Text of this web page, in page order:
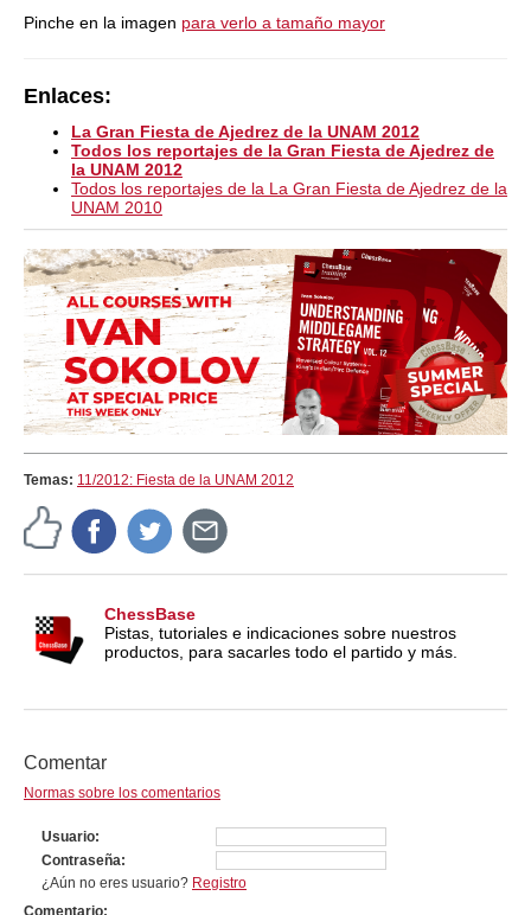
Pinche en la imagen para verlo a tamaño mayor
Enlaces:
La Gran Fiesta de Ajedrez de la UNAM 2012
Todos los reportajes de la Gran Fiesta de Ajedrez de
la UNAM 2012
Todos los reportajes de la La Gran Fiesta de Ajedrez de la
UNAM 2010
Temas: 11/2012: Fiesta de la UNAM 2012
ChessBase
Pistas, tutoriales e indicaciones sobre nuestros
productos, para sacarles todo el partido y más.
Comentar
Normas sobre los comentarios
Usuario
Contraseña
¿Aún no eres usuario? Registro
Comentario